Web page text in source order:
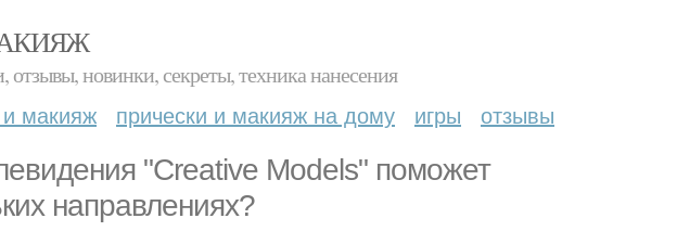
новинки, секреты, техника нанесения
и макияж прически и макияж на дому игры отзывы
"Creative Models" поможет
направлениях?